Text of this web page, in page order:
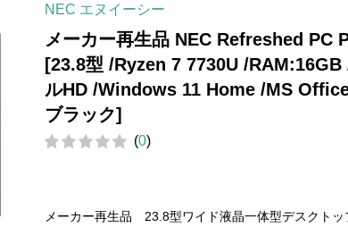
NEC エヌイーシー
メーカー再生品 NEC Refreshed PC
[23.8型 /Ryzen 7 7730U /
ルHD /Windows 11 Home /MS
ブラック]
(0)
メーカー再生品 23.8型ワイド液晶一体型デスクト